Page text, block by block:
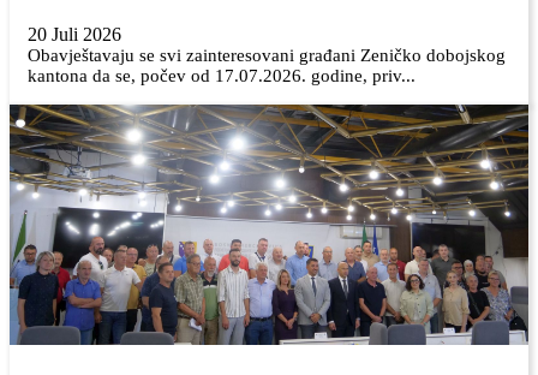
20 Juli 2026
Obavještavaju se svi zainteresovani građani Zeničko dobojskog
kantona da se, počev od 17.07.2026. godine, priv...